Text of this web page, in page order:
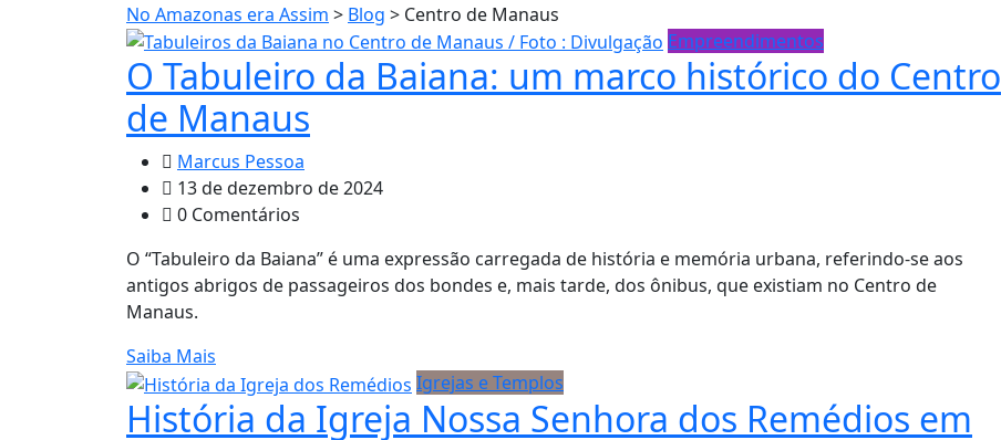
No Amazonas era Assim > Blog > Centro de Manaus
Empreendimentos
O Tabuleiro da Baiana: um marco histórico do Centro
de Manaus
Marcus Pessoa
13 de dezembro de 2024
0 Comentários
O “Tabuleiro da Baiana” é uma expressão carregada de história e memória urbana, referindo-se aos
antigos abrigos de passageiros dos bondes e, mais tarde, dos ônibus, que existiam no Centro de
Manaus.
Saiba Mais
Igrejas e Templos
História da Igreja Nossa Senhora dos Remédios em